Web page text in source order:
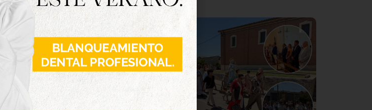
semana vencieron al San
Tras el primer cuarto, el
tordesillana, pero los
en la tabla, recortaron
48-45.
basándose en una gran
octava victoria de la
provincial.